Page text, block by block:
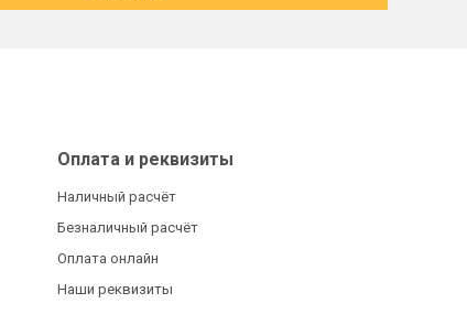
Оплата и реквизиты
Наличный расчёт
Безналичный расчёт
Оплата онлайн
Наши реквизиты